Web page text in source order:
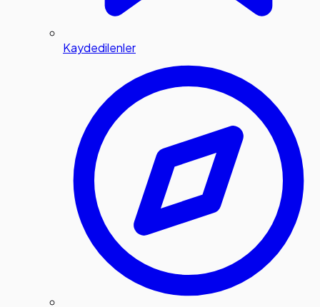
Kaydedilenler